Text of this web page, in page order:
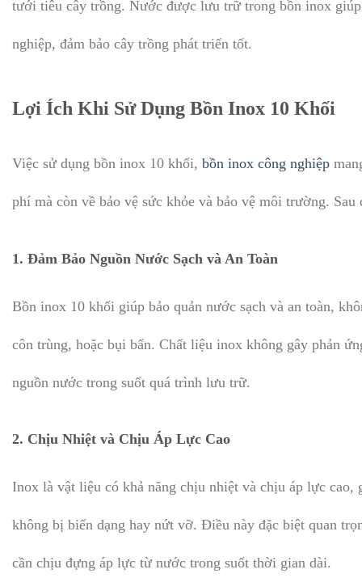
tưới tiêu cây trồng. Nước được lưu trữ trong bồn inox
nghiệp, đảm bảo cây trồng phát triển tốt.
Lợi Ích Khi Sử Dụng Bồn Inox 10 Khối
Việc sử dụng bồn inox 10 khối, bồn inox công nghiệp
phí mà còn về bảo vệ sức khỏe và bảo vệ môi trường.
1. Đảm Bảo Nguồn Nước Sạch và An Toàn
Bồn inox 10 khối giúp bảo quản nước sạch và an toàn,
côn trùng, hoặc bụi bẩn. Chất liệu inox không gây phản
nguồn nước trong suốt quá trình lưu trữ.
2. Chịu Nhiệt và Chịu Áp Lực Cao
Inox là vật liệu có khả năng chịu nhiệt và chịu áp lực
không bị biến dạng hay nứt vỡ. Điều này đặc biệt quan
cần chịu đựng áp lực từ nước trong suốt thời gian dài.